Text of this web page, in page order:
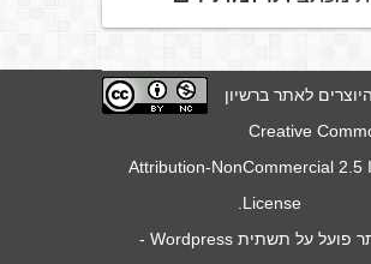
לאתר ברשיון
Creative
Attribution-NonCommercial 2.5
License
פועל על תשתית Wordpress
-